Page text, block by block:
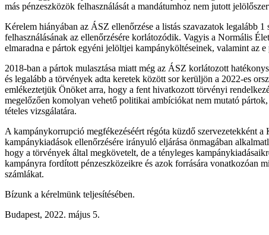
más pénzeszközök felhasználását a mandátumhoz nem jutott
Kérelem hiányában az ÁSZ ellenőrzése a listás szavazatok legalább
felhasználásának az ellenőrzésére korlátozódik. Vagyis a Normális
elmaradna e pártok egyéni jelöltjei kampányköltéseinek, valamint az
2018-ban a pártok mulasztása miatt még az ÁSZ korlátozott
és legalább a törvények adta keretek között sor kerüljön a 2022-es
emlékeztetjük Önöket arra, hogy a fent hivatkozott törvényi
megelőzően komolyan vehető politikai ambíciókat nem mutató
tételes vizsgálatára.
A kampánykorrupció megfékezéséért régóta küzdő szervezetekként
kampánykiadások ellenőrzésére irányuló eljárása önmagában
hogy a törvények által megkövetelt, de a tényleges
kampányra fordított pénzeszközeikre és azok forrására vonatkozóan
számlákat.
Bízunk a kérelmünk teljesítésében.
Budapest, 2022. május 5.